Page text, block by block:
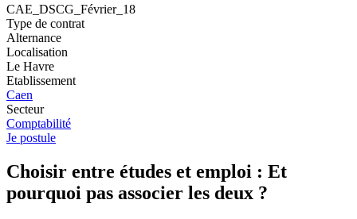
CAE_DSCG_Février_18
Type de contrat
Alternance
Localisation
Le Havre
Etablissement
Caen
Secteur
Comptabilité
Je postule
Choisir entre études et emploi : Et
pourquoi pas associer les deux ?